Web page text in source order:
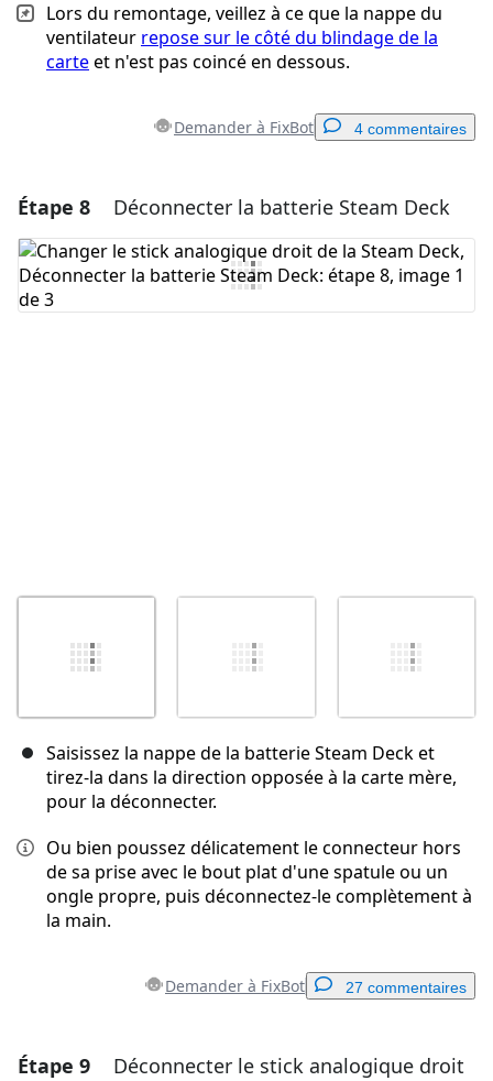
Lors du remontage, veillez à ce que la nappe du
ventilateur repose sur le côté du blindage de la
carteet n'est pas coincé en dessous.
Demander à FixBot 4 commentaires
Ajouter un commentaire
Ajouter un commentaire
Étape 8 Déconnecter la batterie Steam Deck
Saisissez la nappe de la batterie Steam Deck et
tirez-la dans la direction opposée à la carte mère,
pour la déconnecter.
Ou bien poussez délicatement le connecteur hors
de sa prise avec le bout plat d'une spatule ou un
ongle propre, puis déconnectez-le complètement à
la main.
Demander à FixBot 27 commentaires
Ajouter un commentaire
Étape 9 Déconnecter le stick analogique droit